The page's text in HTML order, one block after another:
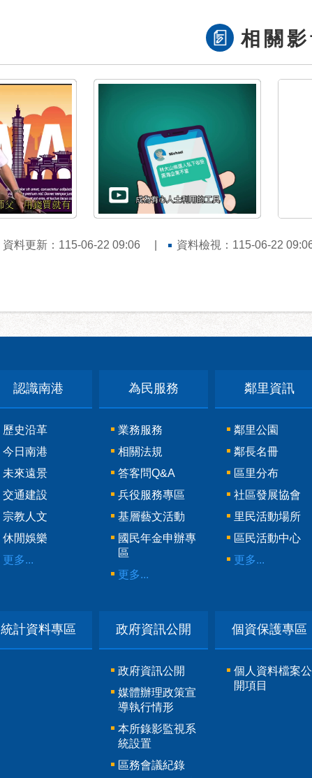
相關影
資料更新：115-06-22 09:06 資料檢視：115-06-22
認識南港
歷史沿革
今日南港
未來遠景
交通建設
宗教人文
休閒娛樂
更多...
為民服務
業務服務
相關法規
答客問Q&A
兵役服務專區
基層藝文活動
國民年金申辦專
區
更多...
鄰里資訊
鄰里公園
鄰長名冊
區里分布
社區發展協會
里民活動場所
區民活動中心
更多...
統計資料專區 政府資訊公開
政府資訊公開
媒體辦理政策宣
導執行情形
本所錄影監視系
統設置
區務會議紀錄
個資保護專區
個人資料檔案公
開項目